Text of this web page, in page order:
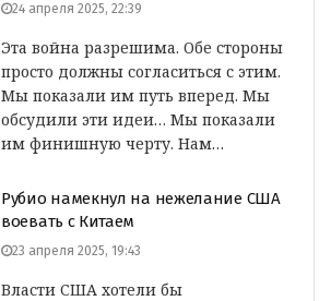
24 апреля 2025, 22:39
Эта война разрешима. Обе стороны
просто должны согласиться с этим.
Мы показали им путь вперед. Мы
обсудили эти идеи… Мы показали
им финишную черту. Нам…
Рубио намекнул на нежелание США
воевать с Китаем
23 апреля 2025, 19:43
Власти США хотели бы